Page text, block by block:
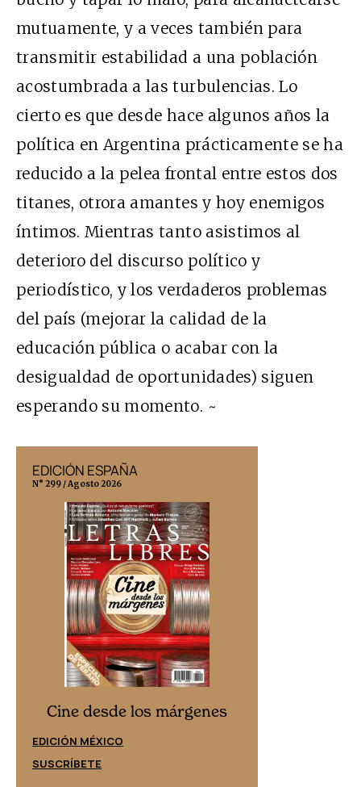
mutuamente, y a veces también para
transmitir estabilidad a una población
acostumbrada a las turbulencias. Lo
cierto es que desde hace algunos años la
política en Argentina prácticamente se ha
reducido a la pelea frontal entre estos dos
titanes, otrora amantes y hoy enemigos
íntimos. Mientras tanto asistimos al
deterioro del discurso político y
periodístico, y los verdaderos problemas
del país (mejorar la calidad de la
educación pública o acabar con la
desigualdad de oportunidades) siguen
esperando su momento. ~
EDICIÓN ESPAÑA
N° 299 / Agosto 2026
Cine desde los márgenes
EDICIÓN MÉXICO
SUSCRÍBETE